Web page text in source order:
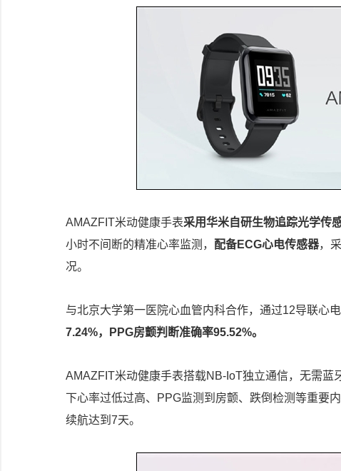
AMAZFIT米动健康手表采用华米自研生物追踪光学传
小时不间断的精准心率监测， 配备ECG心电传感器，
况。
与北京大学第一医院心血管内科合作，通过12导联心电
7.24%，PPG房颤判断准确率95.52%。
AMAZFIT米动健康手表搭载NB-IoT独立通信，无需
下心率过低过高、PPG监测到房颤、跌倒检测等重要
续航达到7天。